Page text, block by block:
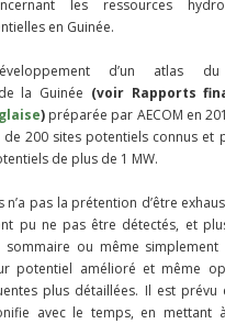
les ressources
en Guinée.
d’un atlas du
la Guinée (voir Rapports
) préparée par AECOM en
200 sites potentiels connus et
de plus de 1 MW.
n’a pas la prétention d’être
pu ne pas être détectés, et
ou même simplement
potentiel amélioré et même
plus détaillées. Il est prévu
avec le temps, en mettant